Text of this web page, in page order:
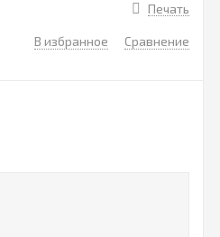
Печать
В избранное Сравнение